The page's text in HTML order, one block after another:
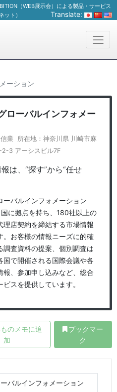
（WEB展示会）による製品・サービス
ット）
Translate:
ーション
ローバルインフォメー
業 所在地：神奈川県 川崎市麻
2-3 アーシスビル7F
は、“探す”から“任せ
ーバルインフォメーション
に拠点を持ち、180社以上の
理店契約を締結する市場情報
。お客様の情報ニーズに的確
調査資料の提案、個別調査は
国で開催される国際会議や各
報、参加申し込みなど、総合
ビスを提供しています。
のメモに追
加
ブックマー
ク
バルインフォメーション